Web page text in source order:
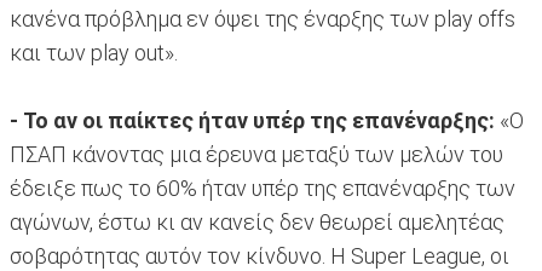
κανένα πρόβλημα εν όψει της έναρξης των play offs
και των play out».
- Το αν οι παίκτες ήταν υπέρ της επανέναρξης: «Ο
ΠΣΑΠ κάνοντας μια έρευνα μεταξύ των μελών του
έδειξε πως το 60% ήταν υπέρ της επανέναρξης των
αγώνων, έστω κι αν κανείς δεν θεωρεί αμελητέας
σοβαρότητας αυτόν τον κίνδυνο. Η Super League, οι